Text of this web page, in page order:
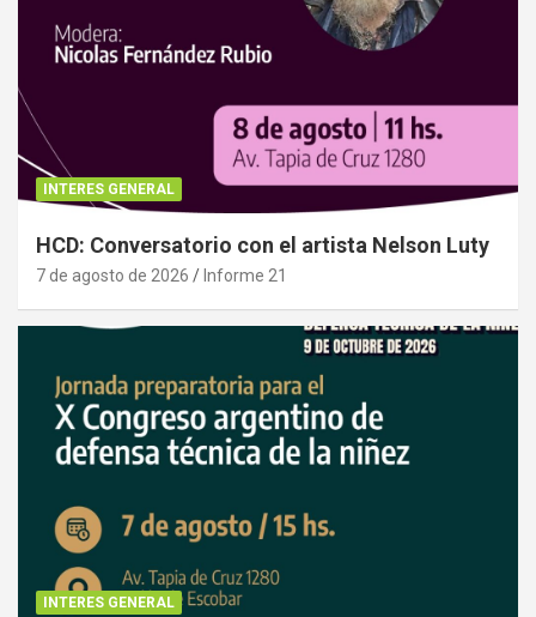
INTERES GENERAL
HCD: Conversatorio con el artista Nelson Luty
7 de agosto de 2026 Informe 21
INTERES GENERAL